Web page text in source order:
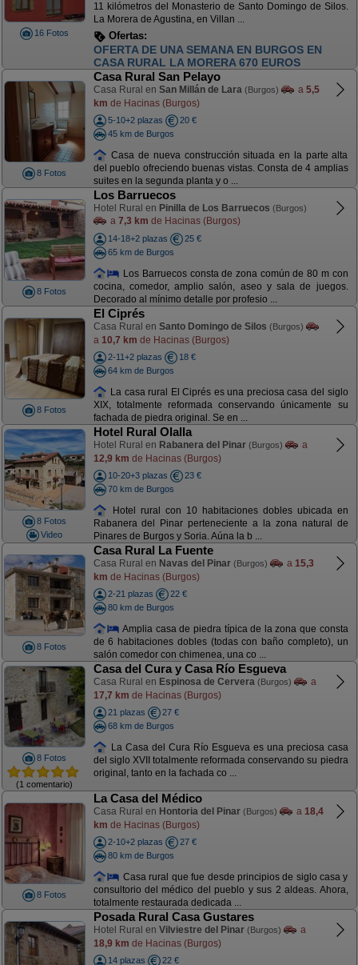
16 Fotos
11 kilómetros del Monasterio de Santo Domingo de Silos.
La Morera de Agustina, en Villan ...
Ofertas:
OFERTA NOCHEBUENA. 850 EUROS. DEL 21
AL 25 DICIEMBRE DIAS FANTÁSTICOS
8 Fotos
Casa Rural San Pelayo
Casa Rural en San Millán de Lara (Burgos) a 5,5
km de Hacinas (Burgos)
5-10+2 plazas
20 €
45 km de Burgos
Casa de nueva construcción situada en la parte alta
del pueblo ofreciendo buenas vistas. Consta de 4 amplias
suites en la segunda planta y o ...
8 Fotos
Los Barruecos
Hotel Rural en Pinilla de Los Barruecos (Burgos)
a 7,3 km de Hacinas (Burgos)
14-18+2 plazas
25 €
65 km de Burgos
Los Barruecos consta de zona común de 80 m con
cocina, comedor, amplio salón, aseo y sala de juegos.
Decorado al mínimo detalle por profesio ...
8 Fotos
El Ciprés
Casa Rural en Santo Domingo de Silos (Burgos)
a 10,7 km de Hacinas (Burgos)
2-11+2 plazas
18 €
64 km de Burgos
La casa rural El Ciprés es una preciosa casa del siglo
XIX, totalmente reformada conservando únicamente su
fachada de piedra original. Se en ...
8 Fotos
Video
Hotel Rural Olalla
Hotel Rural en Rabanera del Pinar (Burgos)
a
12,9 km de Hacinas (Burgos)
10-20+3 plazas
23 €
70 km de Burgos
Hotel rural con 10 habitaciones dobles ubicada en
Rabanera del Pinar perteneciente a la zona natural de
Pinares de Burgos y Soria. Aúna la b ...
8 Fotos
Casa Rural La Fuente
Casa Rural en Navas del Pinar (Burgos) a 15,3
km de Hacinas (Burgos)
2-21 plazas
22 €
80 km de Burgos
Amplia casa de piedra típica de la zona que consta
de 6 habitaciones dobles (todas con baño completo), un
salón comedor con chimenea, una co ...
8 Fotos
(1 comentario)
Casa del Cura y Casa Río Esgueva
Casa Rural en Espinosa de Cervera (Burgos)
a
17,7 km de Hacinas (Burgos)
21 plazas
27 €
68 km de Burgos
La Casa del Cura Río Esgueva es una preciosa casa
del siglo XVII totalmente reformada conservando su piedra
original, tanto en la fachada co ...
8 Fotos
La Casa del Médico
Casa Rural en Hontoria del Pinar (Burgos) a 18,4
km de Hacinas (Burgos)
2-10+2 plazas
27 €
80 km de Burgos
Casa rural que fue desde principios de siglo casa y
consultorio del médico del pueblo y sus 2 aldeas. Ahora,
totalmente restaurada dedicada ...
Posada Rural Casa Gustares
Hotel Rural en Vilviestre del Pinar (Burgos)
a
18,9 km de Hacinas (Burgos)
14 plazas
22 €